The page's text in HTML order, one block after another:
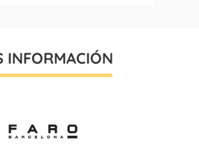
INFORMACIÓN